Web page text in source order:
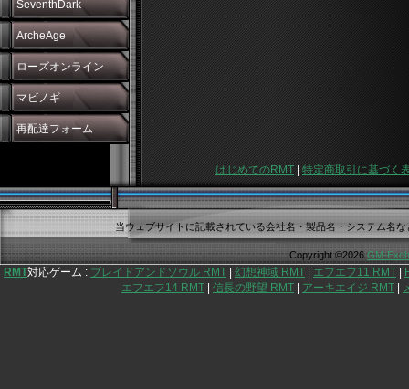
SeventhDark
ArcheAge
ローズオンライン
マビノギ
再配達フォーム
はじめてのRMT| 特定商取引に基づく
当ウェブサイトに記載されている会社名・製品名・システム名
Copyright ©2026GM-
RMT対応ゲーム : ブレイドアンドソウル RMT 幻想神域 RMT エフエフ11 RMT
エフエフ14 RMT
信長の野望 RMT アーキエイジ RMT